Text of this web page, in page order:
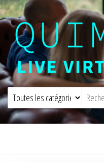
Quimbaya